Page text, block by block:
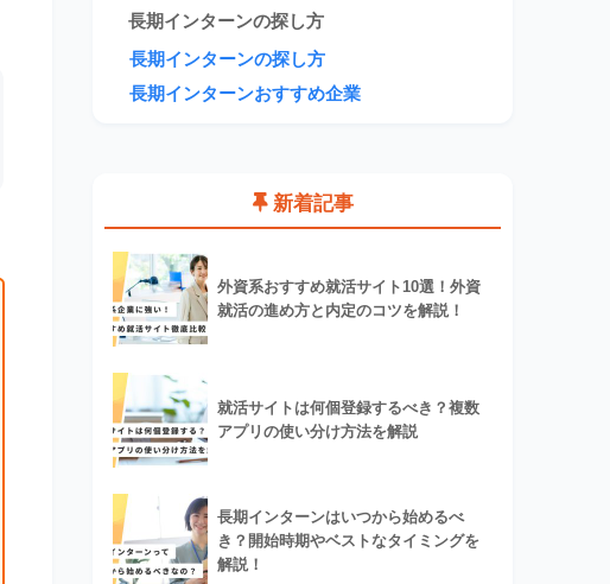
長期インターンの探し方
長期インターンの探し方
長期インターンおすすめ企業
新着記事
外資系おすすめ就活サイト10選！外資
就活の進め方と内定のコツを解説！
就活サイトは何個登録するべき？複数
アプリの使い分け方法を解説
長期インターンはいつから始めるべ
き？開始時期やベストなタイミングを
解説！